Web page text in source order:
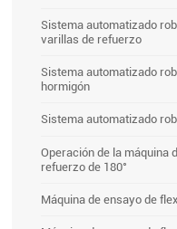
Sistema automatizado
varillas de refuerzo
Sistema automatizado
hormigón
Sistema automatizado
Operación de la máquina
refuerzo de 180°
Máquina de ensayo de